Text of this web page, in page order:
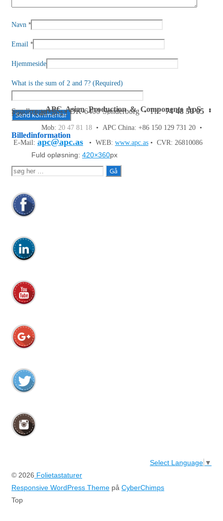
Navn *
Email *
Hjemmeside
What is the sum of 2 and 7? (Required)
Billedinformation
Fuld opløsning: 420×360px
APC Asian Production & Components ApS•
Sundkrogen 35 • DK-6400 Sønderborg • Tlf:74 48 50 05•
Fax: 74 48 50 45
Mob: 20 47 81 18 • APC China: +86 150 129 731 20 •
E-Mail: apc@apc.as • WEB: www.apc.as • CVR: 26810086
Søg
Select Language ▼
© 2026 Folietastaturer
Responsive WordPress Theme på CyberChimps
Top